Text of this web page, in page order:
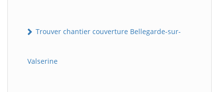
Trouver chantier couverture Bellegarde-sur-
Valserine